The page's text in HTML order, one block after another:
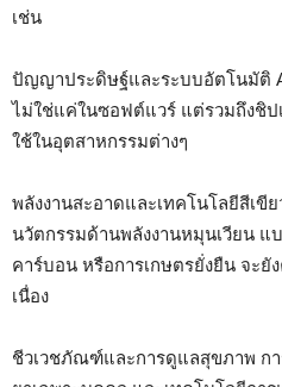
เช่น
ปัญญาประดิษฐ์และระบบอัตโนมัติ
ไม่ใช่แค่ในซอฟต์แวร์ แต่รวมถึงชิ
ใช้ในอุตสาหกรรมต่างๆ
พลังงานสะอาดและเทคโนโลยีสีเ
นวัตกรรมด้านพลังงานหมุนเวียน แ
คาร์บอน หรือการเกษตรยั่งยืน จะยั
เนื่อง
ชีวเวชภัณฑ์และการดูแลสุขภาพ ก